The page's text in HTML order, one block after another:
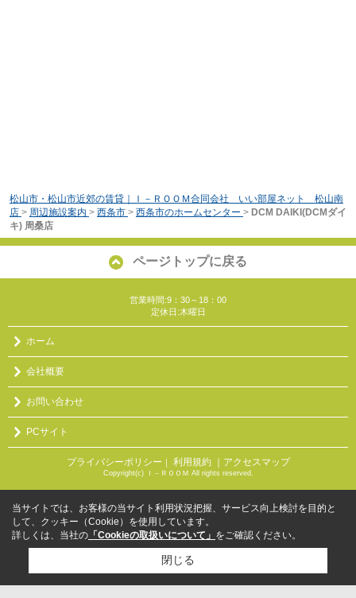
松山市・松山市近郊の賃貸｜Ｉ－ＲＯＯＭ合同会社 いい部屋ネット 松山南
店 > 周辺施設案内 > 西条市 > 西条市のホームセンター > DCM DAIKI(DCMダイ
キ) 周桑店
ページトップに戻る
営業時間:9：30～18：00
定休日:木曜日
ホーム
会社概要
お問い合わせ
PCサイト
プライバシーポリシー ｜ 利用規約 ｜アクセスマップ
Copyright(c) Ｉ－ＲＯＯＭ All rights reserved.
当サイトでは、お客様の当サイト利用状況把握、サービス向上検討を目的と
して、クッキー（Cookie）を使用しています。
詳しくは、当社の 「Cookieの取扱いについて」 をご確認ください。
閉じる